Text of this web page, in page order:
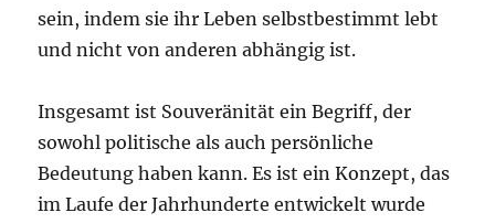
sein, indem sie ihr Leben selbstbestimmt lebt
und nicht von anderen abhängig ist.
Insgesamt ist Souveränität ein Begriff, der
sowohl politische als auch persönliche
Bedeutung haben kann. Es ist ein Konzept, das
im Laufe der Jahrhunderte entwickelt wurde